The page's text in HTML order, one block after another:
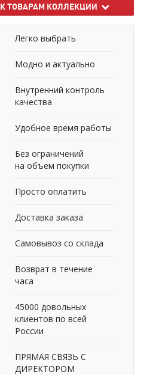
К ТОВАРАМ КОЛЛЕКЦИИ
Легко выбрать
Модно и актуально
Внутренний контроль
качества
Удобное время работы
Без ограничений
на объем покупки
Просто оплатить
Доставка заказа
Самовывоз со склада
Возврат в течение
часа
45000 довольных
клиентов по всей
России
ПРЯМАЯ СВЯЗЬ С
ДИРЕКТОРОМ